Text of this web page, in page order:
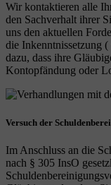
Wir kontaktieren alle
den Sachverhalt ihrer
uns den aktuellen
die Inkenntnissetzung
dazu, dass ihre
Kontopfändung oder
Versuch der
Im Anschluss an die
nach § 305 InsO